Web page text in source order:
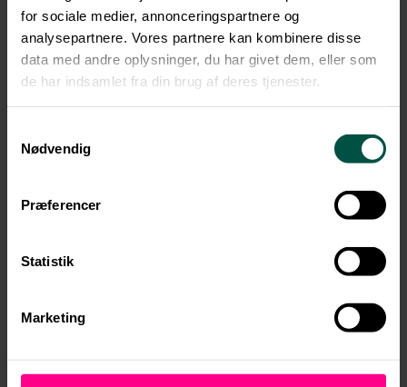
for sociale medier, annonceringspartnere og
analysepartnere. Vores partnere kan kombinere disse
data med andre oplysninger, du har givet dem, eller som
de har indsamlet fra din brug af deres tjenester.
Nødvendig
Præferencer
Statistik
Marketing